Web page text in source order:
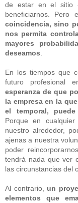
de estar en el sitio
beneficiarnos. Pero
coincidencia, sino
nos permita
mayores
deseamos
En los tiempos que
futuro profesional
esperanza de que
la empresa en la
el temporal,
Porque en
nuestro alrededor,
ajenas a nuestra
poder
tendrá nada que ver
las circunstancias del
Al contrario, un
elementos que